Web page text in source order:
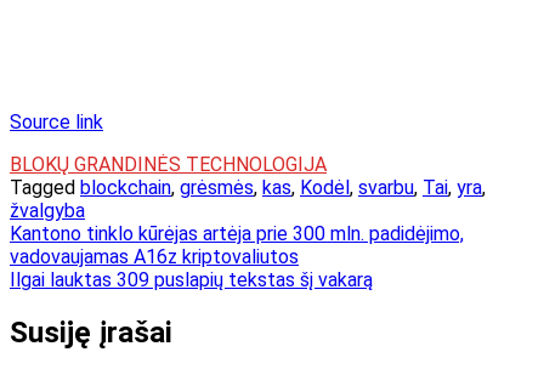
Source link
BLOKŲ GRANDINĖS TECHNOLOGIJA
Tagged blockchain, grėsmės, kas, Kodėl, svarbu, Tai, yra,
žvalgyba
Navigacija
tarp
Kantono tinklo kūrėjas artėja prie 300 mln. padidėjimo,
vadovaujamas A16z kriptovaliutos
Ilgai lauktas 309 puslapių tekstas šį vakarą
Susiję įrašai